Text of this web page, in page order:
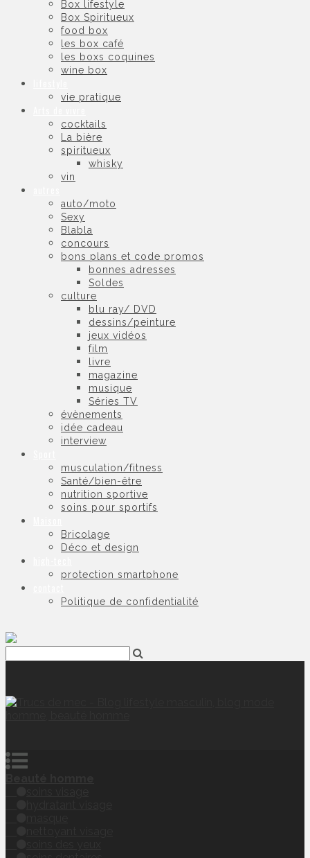
Box lifestyle
Box Spiritueux
food box
les box café
les boxs coquines
wine box
vie pratique
cocktails
La bière
spiritueux
whisky
vin
auto/moto
Sexy
Blabla
concours
bons plans et code promos
bonnes adresses
Soldes
culture
blu ray/ DVD
dessins/peinture
jeux vidéos
film
livre
magazine
musique
Séries TV
évènements
idée cadeau
interview
musculation/fitness
Santé/bien-être
nutrition sportive
soins pour sportifs
Bricolage
Déco et design
protection smartphone
Politique de confidentialité